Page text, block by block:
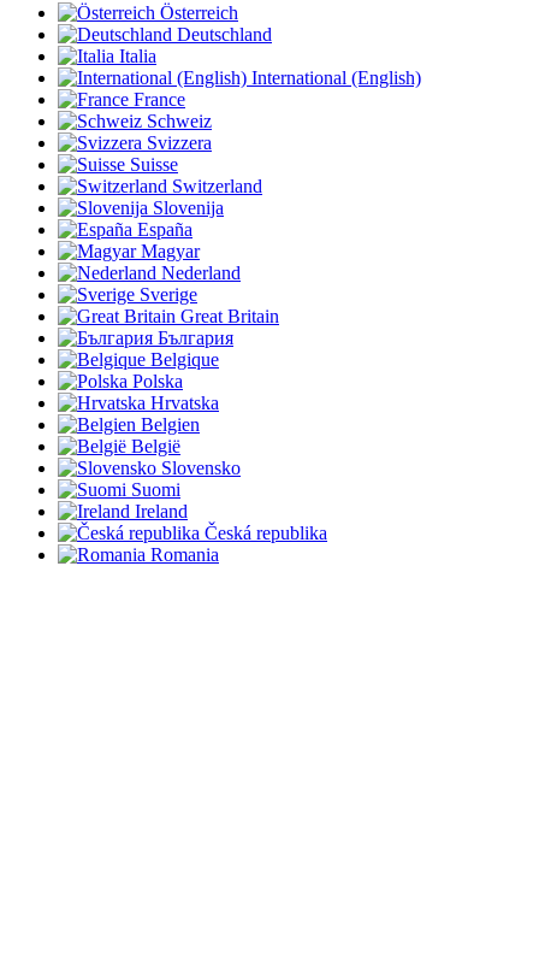
Österreich
Deutschland
Italia
International (English)
France
Schweiz
Svizzera
Suisse
Switzerland
Slovenija
España
Magyar
Nederland
Sverige
Great Britain
България
Belgique
Polska
Hrvatska
Belgien
België
Slovensko
Suomi
Ireland
Česká republika
Romania